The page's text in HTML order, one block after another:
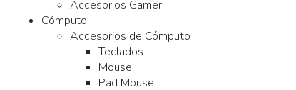
Accesorios Gamer
Cómputo
Accesorios de Cómputo
Teclados
Mouse
Pad Mouse